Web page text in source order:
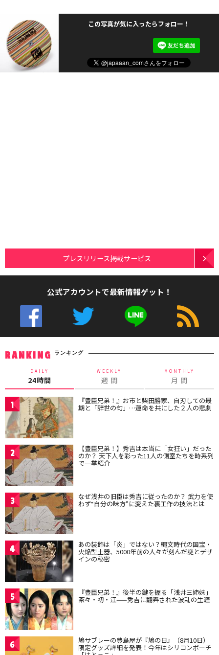
この写真が気に入ったらフォロー！
プレスリリース掲載サービス
公式アカウントで最新情報ゲット！
RANKING ランキング
DAILY
24時間
WEEKLY
週 間
MONTHLY
月 間
1 『豊臣兄弟！』お市と柴田勝家、自刃しての最
期と「辞世の句」…運命を共にした２人の悲劇
2 【豊臣兄弟！】秀吉は本当に「女狂い」だった
のか？ 天下人を彩った11人の側室たちを時系列
で一挙紹介
3 なぜ浅井の旧臣は秀吉に従ったのか？ 武力を使
わず“自分の味方”に変えた裏工作の技法とは
4 あの装飾は「炎」ではない？縄文時代の国宝・
火焔型土器、5000年前の人々が刻んだ謎とデザ
インの秘密
5 『豊臣兄弟！』後半の鍵を握る「浅井三姉妹」
茶々・初・江——秀吉に翻弄された波乱の生涯
6 鳩サブレーの豊島屋が『鳩の日』（8月10日）
限定グッズ詳細を発表！今年はシリコンポーチ